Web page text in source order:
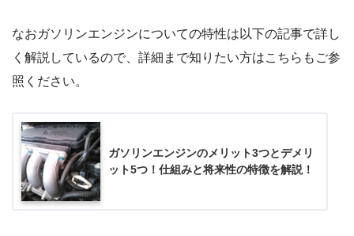
なおガソリンエンジンについての特性は以下の記事で詳し
く解説しているので、詳細まで知りたい方はこちらもご参
照ください。
ガソリンエンジンのメリット3つとデメリ
ット5つ！仕組みと将来性の特徴を解説！